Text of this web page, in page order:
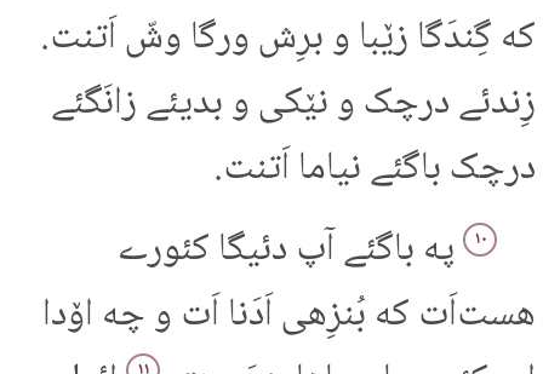
که گِندَگا زێبا و برِش ورگا وشّ اَتنت.
زِندئے درچک و نێکی و بدیئے زانَگئے
درچک باگئے نیاما اَتنت.
۱۰ په باگئے آپ دئیگا کئورے
هست‌اَت که بُنزِهی اَدَنا اَت و چه اۆدا